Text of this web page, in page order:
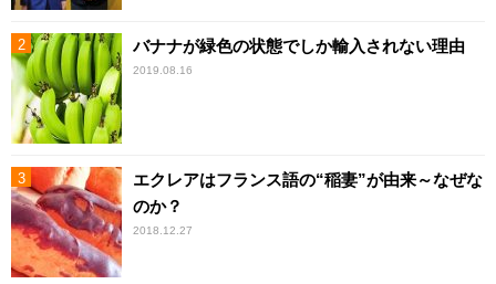
バナナが緑色の状態でしか輸入されない理由
2019.08.16
エクレアはフランス語の“稲妻”が由来～なぜな
のか？
2018.12.27